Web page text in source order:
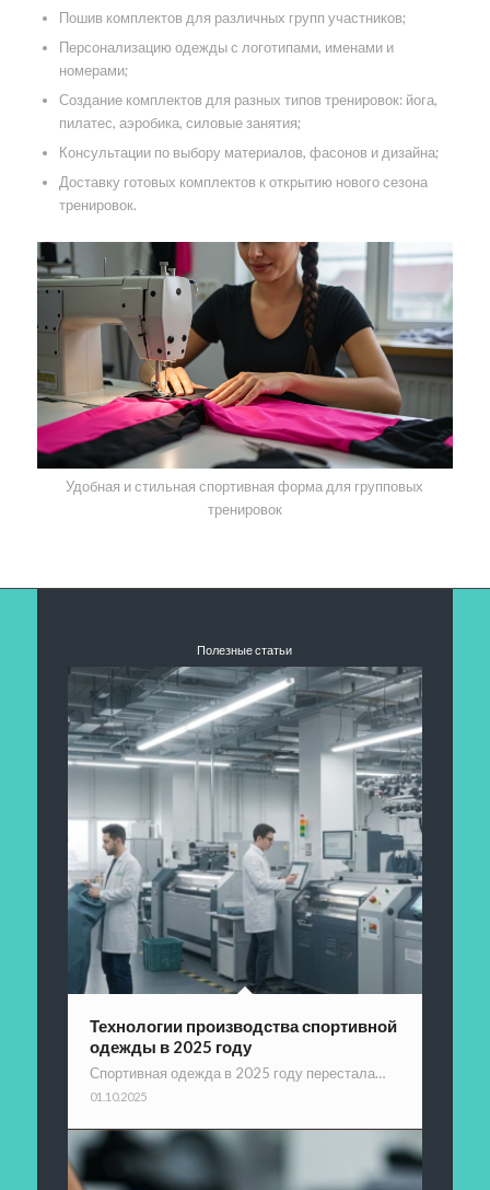
Пошив комплектов для различных групп участников;
Персонализацию одежды с логотипами, именами и
номерами;
Создание комплектов для разных типов тренировок: йога,
пилатес, аэробика, силовые занятия;
Консультации по выбору материалов, фасонов и дизайна;
Доставку готовых комплектов к открытию нового сезона
тренировок.
Удобная и стильная спортивная форма для групповых
тренировок
Полезные статьи
Технологии производства спортивной
одежды в 2025 году
Спортивная одежда в 2025 году перестала…
01.10.2025